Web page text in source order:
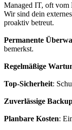
Managed IT, oft vom
Wir sind dein
proaktiv betreut.
Permanente
bemerkst.
Regelmäßige
Top-Sicherheit:
Zuverlässige
Planbare Kosten: